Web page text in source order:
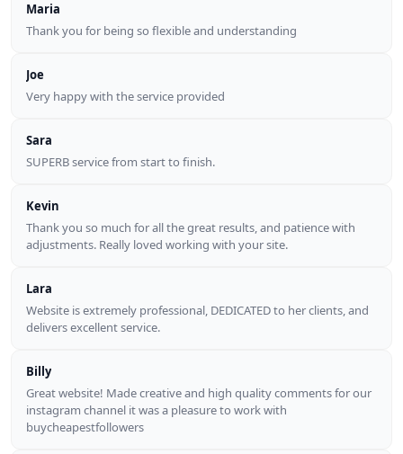
Maria
Thank you for being so flexible and understanding
Joe
Very happy with the service provided
Sara
SUPERB service from start to finish.
Kevin
Thank you so much for all the great results, and patience with
adjustments. Really loved working with your site.
Lara
Website is extremely professional, DEDICATED to her clients, and
delivers excellent service.
Billy
Great website! Made creative and high quality comments for our
instagram channel it was a pleasure to work with
buycheapestfollowers